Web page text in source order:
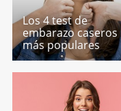
Los 4 test de
embarazo caseros
más populares